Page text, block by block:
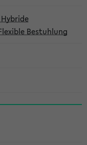
Bestuhlung